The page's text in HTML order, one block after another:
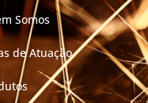
Somos
de Atuação